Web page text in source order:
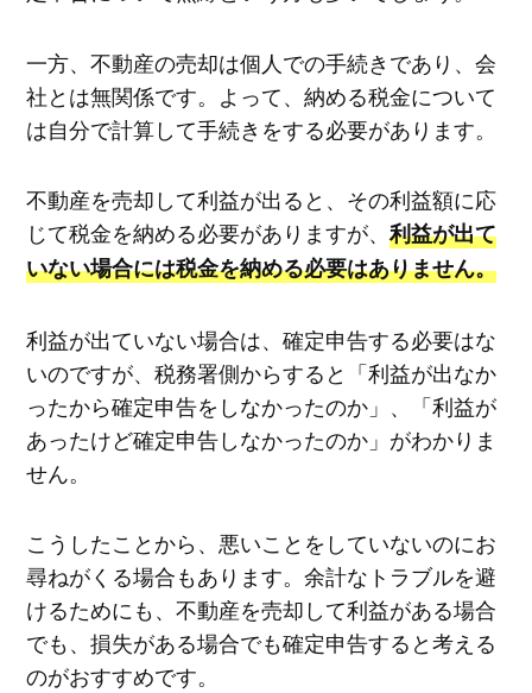
一方、不動産の売却は個人での手続きであり、会
社とは無関係です。よって、納める税金について
は自分で計算して手続きをする必要があります。
不動産を売却して利益が出ると、その利益額に応
じて税金を納める必要がありますが、利益が出て
いない場合には税金を納める必要はありません。
利益が出ていない場合は、確定申告する必要はな
いのですが、税務署側からすると「利益が出なか
ったから確定申告をしなかったのか」、「利益が
あったけど確定申告しなかったのか」がわかりま
せん。
こうしたことから、悪いことをしていないのにお
尋ねがくる場合もあります。余計なトラブルを避
けるためにも、不動産を売却して利益がある場合
でも、損失がある場合でも確定申告すると考える
のがおすすめです。